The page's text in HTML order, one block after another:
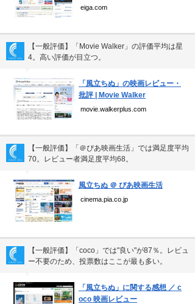
eiga.com
【一般評価】「Movie Walker」の評価平均は星
4。高い評価が目立つ。
「風立ちぬ」の映画レビュー・
批評 | Movie Walker
movie.walkerplus.com
【一般評価】「＠ぴあ映画生活」では満足度平均
70。レビュー者満足度平均68。
風立ちぬ ＠ ぴあ映画生活
cinema.pia.co.jp
【一般評価】「coco」では"良い"が87％。レビュ
ー不要のため、投票数はここが最も多い。
「風立ちぬ」に関する感想 ／ c
oco 映画レビュー
個人情報保護方針
Copyright(C) Ea.Inc.
All Right Reserved.